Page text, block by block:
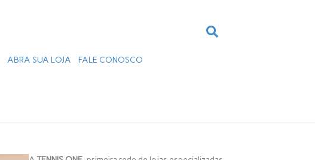
ABRA SUA LOJA FALE CONOSCO